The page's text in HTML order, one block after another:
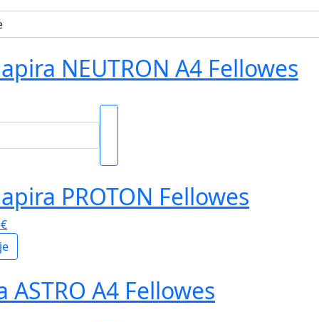
NEUTRON A4 Fellowes
PROTON Fellowes
€
ASTRO A4 Fellowes